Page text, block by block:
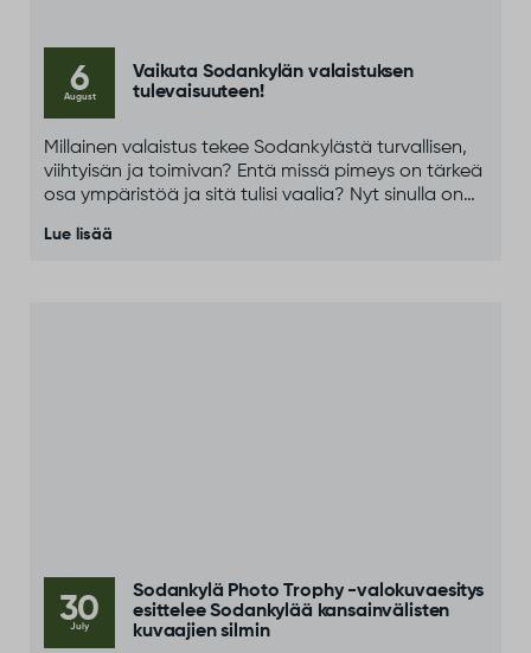
6
August
Vaikuta Sodankylän valaistuksen
tulevaisuuteen!
Millainen valaistus tekee Sodankylästä turvallisen,
viihtyisän ja toimivan? Entä missä pimeys on tärkeä
osa ympäristöä ja sitä tulisi vaalia? Nyt sinulla on
siihen, miten valaistusta ja pimeyttä huomioidaan
Lue lisää
30
July
Sodankylä Photo Trophy -valokuvaesitys
esittelee Sodankylää kansainvälisten
kuvaajien silmin